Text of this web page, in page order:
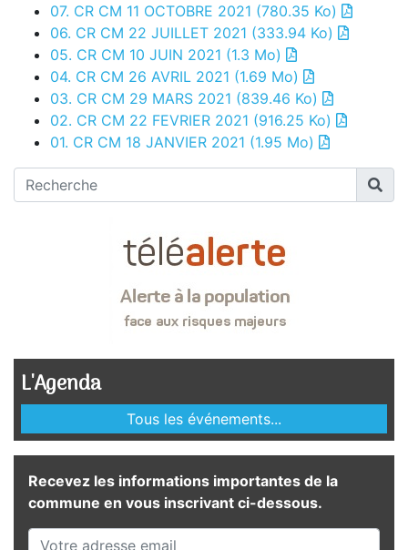
07. CR CM 11 OCTOBRE 2021 (780.35 Ko)
06. CR CM 22 JUILLET 2021 (333.94 Ko)
05. CR CM 10 JUIN 2021 (1.3 Mo)
04. CR CM 26 AVRIL 2021 (1.69 Mo)
03. CR CM 29 MARS 2021 (839.46 Ko)
02. CR CM 22 FEVRIER 2021 (916.25 Ko)
01. CR CM 18 JANVIER 2021 (1.95 Mo)
L'Agenda
Tous les événements...
Recevez les informations importantes de la
commune en vous inscrivant ci-dessous.